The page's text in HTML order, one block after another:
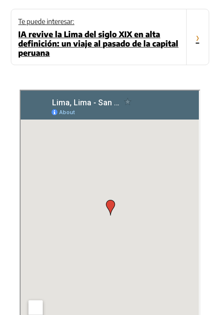
Te puede interesar:
IA revive la Lima del siglo XIX en alta
definición: un viaje al pasado de la capital
peruana
›